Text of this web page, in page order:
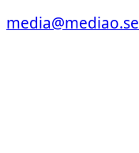
media@mediao.se